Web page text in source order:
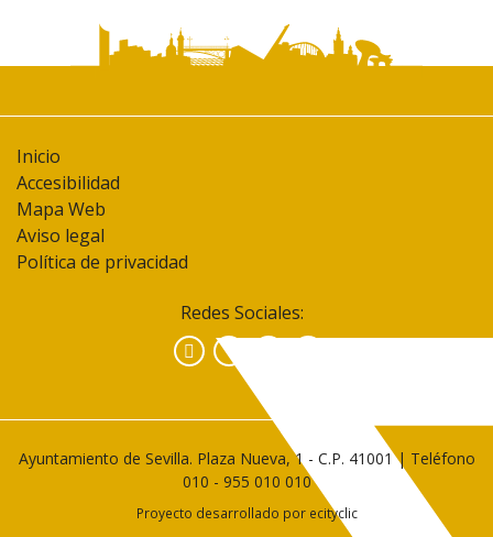
Inicio
Accesibilidad
Mapa Web
Aviso legal
Política de privacidad
Redes Sociales:
Facebook
Ayuntamiento de Sevilla. Plaza Nueva, 1 - C.P. 41001 | Teléfono
010 - 955 010 010
Proyecto desarrollado por ecityclic